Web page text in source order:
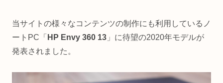
当サイトの様々なコンテンツの制作にも利用しているノ
ートPC「 HP Envy 360 13 」に待望の2020年モデルが
発表されました。